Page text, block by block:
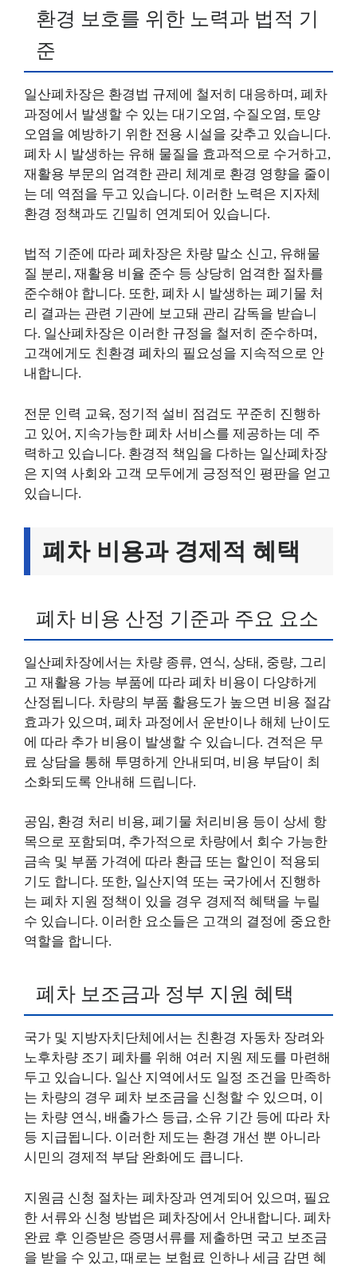
환경 보호를 위한 노력과 법적 기
준
일산폐차장은 환경법 규제에 철저히 대응하며, 폐차
과정에서 발생할 수 있는 대기오염, 수질오염, 토양
오염을 예방하기 위한 전용 시설을 갖추고 있습니다.
폐차 시 발생하는 유해 물질을 효과적으로 수거하고,
재활용 부문의 엄격한 관리 체계로 환경 영향을 줄이
는 데 역점을 두고 있습니다. 이러한 노력은 지자체
환경 정책과도 긴밀히 연계되어 있습니다.
법적 기준에 따라 폐차장은 차량 말소 신고, 유해물
질 분리, 재활용 비율 준수 등 상당히 엄격한 절차를
준수해야 합니다. 또한, 폐차 시 발생하는 폐기물 처
리 결과는 관련 기관에 보고돼 관리 감독을 받습니
다. 일산폐차장은 이러한 규정을 철저히 준수하며,
고객에게도 친환경 폐차의 필요성을 지속적으로 안
내합니다.
전문 인력 교육, 정기적 설비 점검도 꾸준히 진행하
고 있어, 지속가능한 폐차 서비스를 제공하는 데 주
력하고 있습니다. 환경적 책임을 다하는 일산폐차장
은 지역 사회와 고객 모두에게 긍정적인 평판을 얻고
있습니다.
폐차 비용과 경제적 혜택
폐차 비용 산정 기준과 주요 요소
일산폐차장에서는 차량 종류, 연식, 상태, 중량, 그리
고 재활용 가능 부품에 따라 폐차 비용이 다양하게
산정됩니다. 차량의 부품 활용도가 높으면 비용 절감
효과가 있으며, 폐차 과정에서 운반이나 해체 난이도
에 따라 추가 비용이 발생할 수 있습니다. 견적은 무
료 상담을 통해 투명하게 안내되며, 비용 부담이 최
소화되도록 안내해 드립니다.
공임, 환경 처리 비용, 폐기물 처리비용 등이 상세 항
목으로 포함되며, 추가적으로 차량에서 회수 가능한
금속 및 부품 가격에 따라 환급 또는 할인이 적용되
기도 합니다. 또한, 일산지역 또는 국가에서 진행하
는 폐차 지원 정책이 있을 경우 경제적 혜택을 누릴
수 있습니다. 이러한 요소들은 고객의 결정에 중요한
역할을 합니다.
폐차 보조금과 정부 지원 혜택
국가 및 지방자치단체에서는 친환경 자동차 장려와
노후차량 조기 폐차를 위해 여러 지원 제도를 마련해
두고 있습니다. 일산 지역에서도 일정 조건을 만족하
는 차량의 경우 폐차 보조금을 신청할 수 있으며, 이
는 차량 연식, 배출가스 등급, 소유 기간 등에 따라 차
등 지급됩니다. 이러한 제도는 환경 개선 뿐 아니라
시민의 경제적 부담 완화에도 큽니다.
지원금 신청 절차는 폐차장과 연계되어 있으며, 필요
한 서류와 신청 방법은 폐차장에서 안내합니다. 폐차
완료 후 인증받은 증명서류를 제출하면 국고 보조금
을 받을 수 있고, 때로는 보험료 인하나 세금 감면 혜